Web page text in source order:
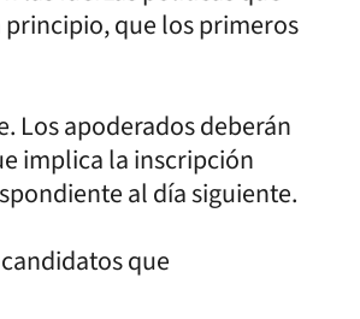
que los primeros
Los apoderados deberán
implica la inscripción
al día siguiente.
que